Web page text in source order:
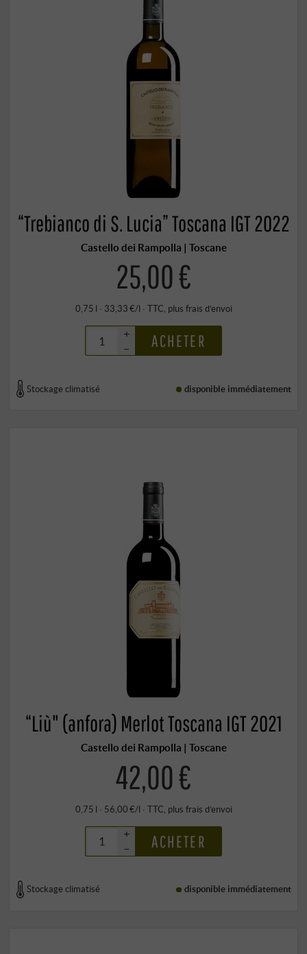
“Trebianco di S. Lucia” Toscana IGT 2022
Castello dei Rampolla | Toscane
25,00 €
0,75 l · 33,33 €/l · TTC, plus frais d’envoi
+
–
ACHETER
Stockage climatisé disponible immédiatement
“Liù" (anfora) Merlot Toscana IGT 2021
Castello dei Rampolla | Toscane
42,00 €
0,75 l · 56,00 €/l · TTC , plus frais d’envoi
+
–
ACHETER
Stockage climatisé disponible immédiatement